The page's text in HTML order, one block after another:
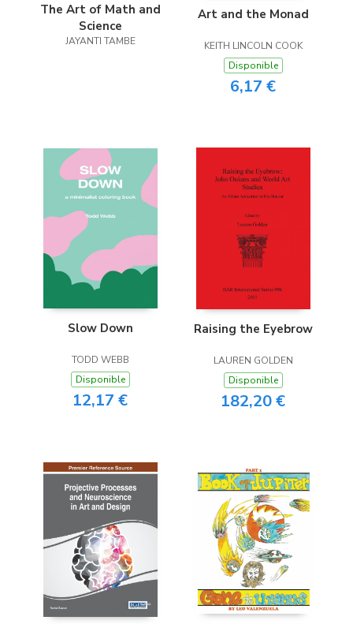
The Art of Math and
Science
JAYANTI TAMBE
Art and the Monad
KEITH LINCOLN COOK
Disponible
6,17 €
Slow Down
TODD WEBB
Disponible
12,17 €
Raising the Eyebrow
LAUREN GOLDEN
Disponible
182,20 €